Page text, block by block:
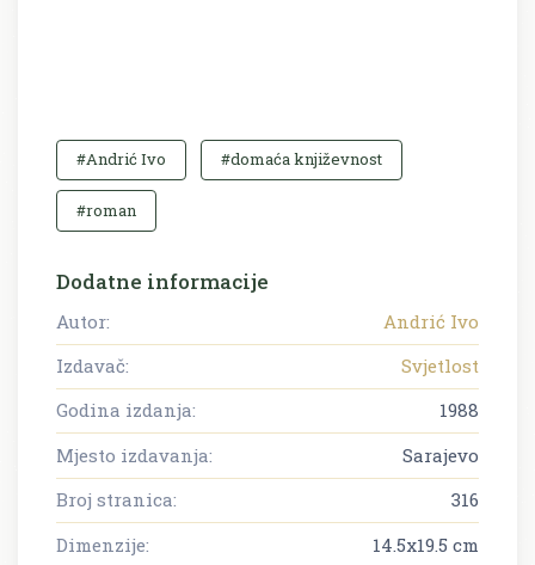
#Andrić Ivo #domaća književnost
#roman
Dodatne informacije
Autor:
Andrić Ivo
Izdavač:
Svjetlost
Godina izdanja:
1988
Mjesto izdavanja:
Sarajevo
Broj stranica:
316
Dimenzije:
14.5x19.5 cm